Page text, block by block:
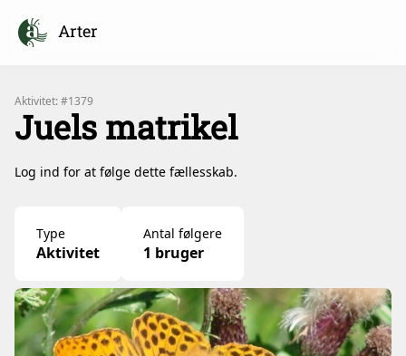
Arter
Aktivitet: #1379
Juels matrikel
Log ind for at følge dette fællesskab.
Type
Aktivitet
Antal følgere
1 bruger